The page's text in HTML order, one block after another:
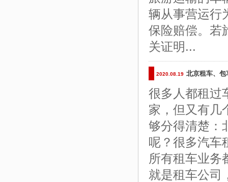
辆从事营运行
保险赔偿。若
关证明...
2020.08.19 北京租车、包
很多人都租过
家，但又有几
够分得清楚：
呢？很多汽车
所有租车业务
就是租车公司